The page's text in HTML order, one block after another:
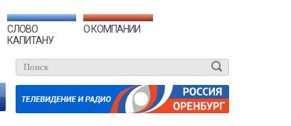
СЛОВО
КАПИТАНУ
О КОМПАНИИ